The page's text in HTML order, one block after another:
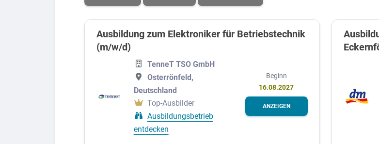
Handel
Handwerk und Produktion
Kaufmännisches, Büro und Verwaltung
Systemrelevant
2026 Mittlere Schulbildung
Ausbildung zum Elektroniker für Betriebstechnik
(m/w/d)
TenneT TSO GmbH
Osterrönfeld,
Deutschland
Top-Ausbilder
Ausbildungsbetrieb
entdecken
Beginn
16.08.2027
ANZEIGEN